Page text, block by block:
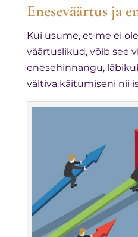
Eneseväärtus ja
Kui usume, et me ei
väärtuslikud, võib see
enesehinnangu,
vältiva käitumiseni nii